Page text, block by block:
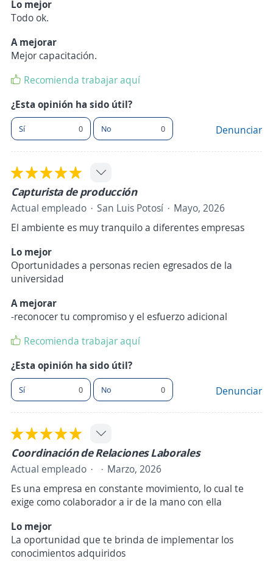
Lo mejor
Todo ok.
A mejorar
Mejor capacitación.
Recomienda trabajar aquí
¿Esta opinión ha sido útil?
Sí 0 No 0 Denunciar
Capturista de producción
Actual empleado San Luis Potosí
Mayo, 2026
El ambiente es muy tranquilo a diferentes empresas
Lo mejor
Oportunidades a personas recien egresados de la
universidad
A mejorar
-reconocer tu compromiso y el esfuerzo adicional
Recomienda trabajar aquí
¿Esta opinión ha sido útil?
Sí 0 No 0 Denunciar
Coordinación de Relaciones Laborales
Actual empleado
Marzo, 2026
Es una empresa en constante movimiento, lo cual te
exige como colaborador a ir de la mano con ella
Lo mejor
La oportunidad que te brinda de implementar los
conocimientos adquiridos